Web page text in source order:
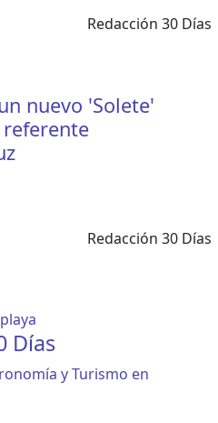
Redacción 30 Días
nuevo 'Solete'
referente
Redacción 30 Días
Días
y Turismo en